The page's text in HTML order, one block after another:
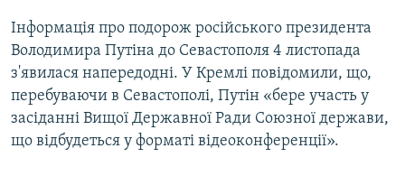
Інформація про подорож російського президента
Володимира Путіна до Севастополя 4 листопада
з'явилася напередодні. У Кремлі повідомили, що,
перебуваючи в Севастополі, Путін «бере участь у
засіданні Вищої Державної Ради Союзної держави,
що відбудеться у форматі відеоконференції».